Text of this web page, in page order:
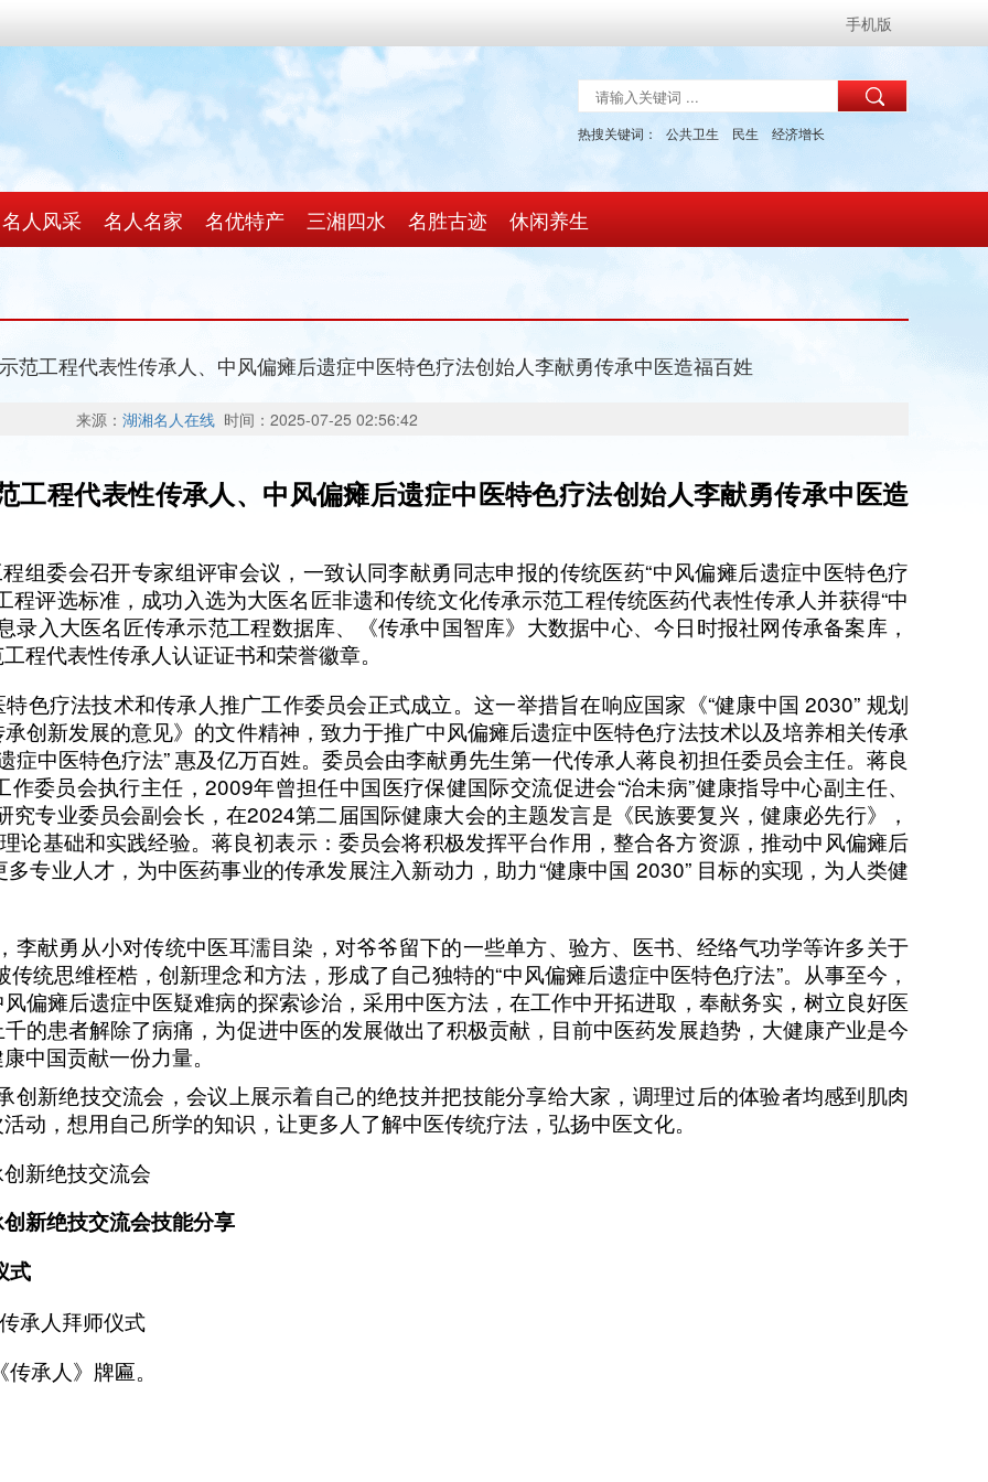
手机版
热搜关键词： 公共卫生 民生 经济增长
名人风采 名人名家 名优特产 三湘四水 名胜古迹 休闲养生
范工程代表性传承人、中风偏瘫后遗症中医特色疗法创始人李献勇传承中医造福百姓
来源： 湖湘名人在线 时间：2025-07-25 02:56:42
工程代表性传承人、中风偏瘫后遗症中医特色疗法创始人李献勇传承中医造
委会召开专家组评审会议，一致认同李献勇同志申报的传统医药“中风偏瘫后遗症中医特色疗
程评选标准，成功入选为大医名匠非遗和传统文化传承示范工程传统医药代表性传承人并获得“中
录入大医名匠传承示范工程数据库、《传承中国智库》大数据中心、今日时报社网传承备案库，
程代表性传承人认证证书和荣誉徽章。
疗法技术和传承人推广工作委员会正式成立。这一举措旨在响应国家《“健康中国 2030” 规划
创新发展的意见》的文件精神，致力于推广中风偏瘫后遗症中医特色疗法技术以及培养相关传承
症中医特色疗法” 惠及亿万百姓。委员会由李献勇先生第一代传承人蒋良初担任委员会主任。蒋良
委员会执行主任，2009年曾担任中国医疗保健国际交流促进会“治未病”健康指导中心副主任、
专业委员会副会长，在2024第二届国际健康大会的主题发言是《民族要复兴，健康必先行》，
论基础和实践经验。蒋良初表示：委员会将积极发挥平台作用，整合各方资源，推动中风偏瘫后
专业人才，为中医药事业的传承发展注入新动力，助力“健康中国 2030” 目标的实现，为人类健
献勇从小对传统中医耳濡目染，对爷爷留下的一些单方、验方、医书、经络气功学等许多关于
统思维桎梏，创新理念和方法，形成了自己独特的“中风偏瘫后遗症中医特色疗法”。从事至今，
偏瘫后遗症中医疑难病的探索诊治，采用中医方法，在工作中开拓进取，奉献务实，树立良好医
的患者解除了病痛，为促进中医的发展做出了积极贡献，目前中医药发展趋势，大健康产业是今
中国贡献一份力量。
新绝技交流会，会议上展示着自己的绝技并把技能分享给大家，调理过后的体验者均感到肌肉
动，想用自己所学的知识，让更多人了解中医传统疗法，弘扬中医文化。
新绝技交流会
新绝技交流会技能分享
式
承人拜师仪式
承人》牌匾。